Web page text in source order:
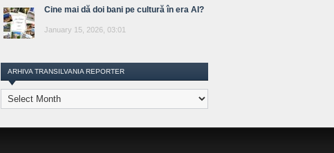
Cine mai dă doi bani pe cultură în era AI?
January 15, 2026, 03:01
ARHIVA TRANSILVANIA REPORTER
Arhiva
Transilvania